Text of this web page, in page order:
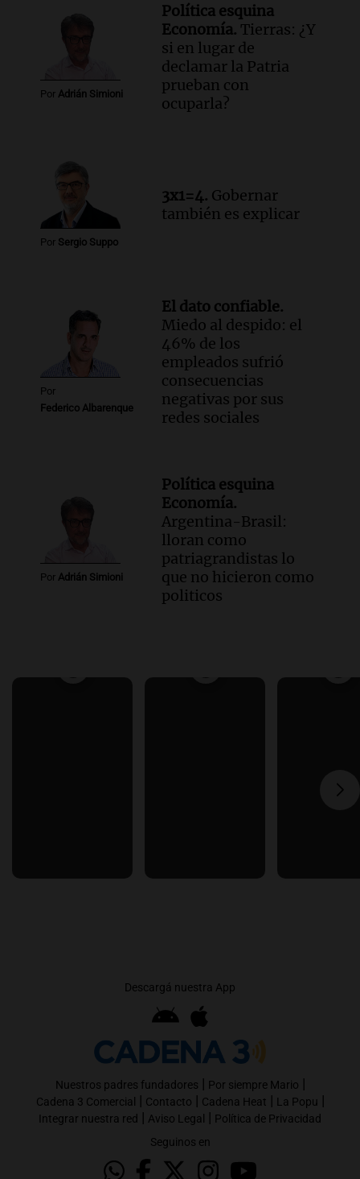
Por Adrián Simioni
Política esquina
Economía. Tierras: ¿Y
si en lugar de
declamar la Patria
prueban con
ocuparla?
Por Sergio Suppo
3x1=4. Gobernar
también es explicar
Por
Federico Albarenque
El dato confiable.
Miedo al despido: el
46% de los
empleados sufrió
consecuencias
negativas por sus
redes sociales
Por Adrián Simioni
Política esquina
Economía.
Argentina-Brasil:
lloran como
patriagrandistas lo
que no hicieron como
politicos
Descargá nuestra App
Nuestros padres fundadores | Por siempre Mario |
Cadena 3 Comercial | Contacto | Cadena Heat | La Popu |
Integrar nuestra red | Aviso Legal | Política de Privacidad
Seguinos en